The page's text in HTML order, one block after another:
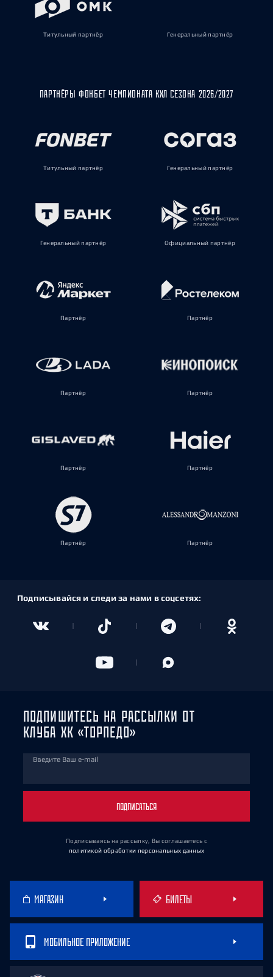
Титульный партнёр Генеральный партнёр
ПАРТНЁРЫ ФОНБЕТ ЧЕМПИОНАТА КХЛ СЕЗОНА 2026/2027
Титульный партнёр Генеральный партнёр
Генеральный партнёр Официальный партнёр
Партнёр Партнёр
Партнёр Партнёр
Партнёр Партнёр
Партнёр Партнёр
Подписывайся и следи за нами в соцсетях:
ПОДПИШИТЕСЬ НА РАССЫЛКИ ОТ
КЛУБА ХК «ТОРПЕДО»
Введите Ваш e-mail
ПОДПИСАТЬСЯ
Подписываясь на рассылку, Вы соглашаетесь с
политикой обработки персональных данных
МАГАЗИН БИЛЕТЫ
МОБИЛЬНОЕ ПРИЛОЖЕНИЕ